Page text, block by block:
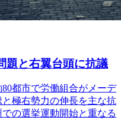
題と右翼台頭に抗議
都市で労働組合がメーデ
極右勢力の伸長を主な抗
の選挙運動開始と重なる